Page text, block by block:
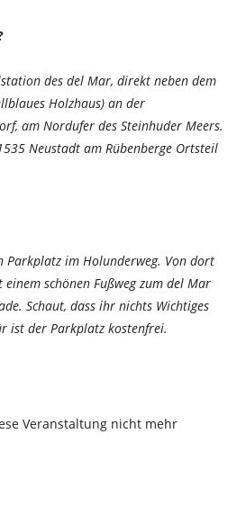
des del Mar, direkt neben dem
Holzhaus) an der
am Nordufer des Steinhuder Meers.
Neustadt am Rübenberge Ortsteil
Parkplatz im Holunderweg. Von dort
schönen Fußweg zum del Mar
Schaut, dass ihr nichts Wichtiges
ist der Parkplatz kostenfrei.
Veranstaltung nicht mehr